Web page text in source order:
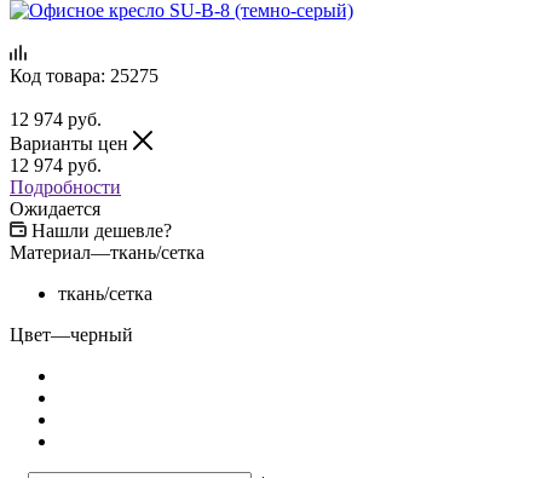
Код товара: 25275
12 974 руб.
Варианты цен
12 974 руб.
Подробности
Ожидается
Нашли дешевле?
Материал—ткань/сетка
ткань/сетка
Цвет—черный